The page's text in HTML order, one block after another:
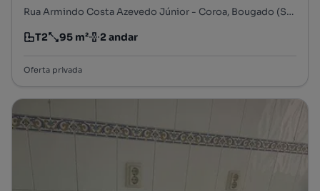
Rua Armindo Costa Azevedo Júnior - Coroa, Bougado (São Martinho e Santiago), Trofa, Porto
Tipologia
T2
Preço por metro quadrado
95 m²
Andar 2 andar
Oferta privada